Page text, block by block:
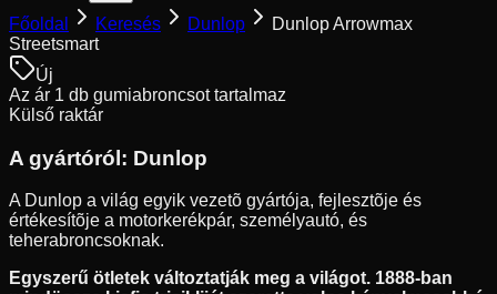
Főoldal Keresés Dunlop
Dunlop Arrowmax
Streetsmart
Új
Az ár 1 db gumiabroncsot tartalmaz
Külső raktár
A gyártóról: Dunlop
A Dunlop a világ egyik vezetõ gyártója, fejlesztõje és
értékesítõje a motorkerékpár, személyautó, és
teherabroncsoknak.
Egyszerű ötletek változtatják meg a világot. 1888-ban